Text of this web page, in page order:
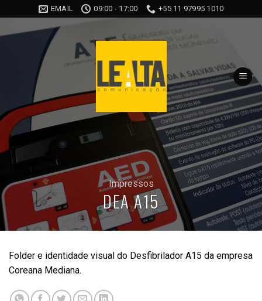
content
EMAIL 09:00 - 17:00 +55 11 97995 1010
Impressos
DEA A15
Folder e identidade visual do Desfibrilador A15 da empresa
Coreana Mediana.